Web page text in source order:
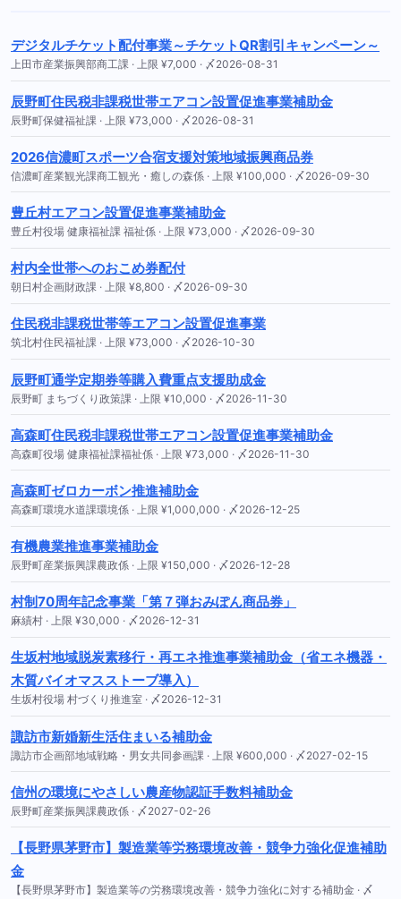
デジタルチケット配付事業～チケットQR割引キャンペーン～
上田市産業振興部商工課 · 上限 ¥7,000 · 〆2026-08-31
辰野町住民税非課税世帯エアコン設置促進事業補助金
辰野町保健福祉課 · 上限 ¥73,000 · 〆2026-08-31
2026信濃町スポーツ合宿支援対策地域振興商品券
信濃町産業観光課商工観光・癒しの森係 · 上限 ¥100,000 · 〆2026-09-30
豊丘村エアコン設置促進事業補助金
豊丘村役場 健康福祉課 福祉係 · 上限 ¥73,000 · 〆2026-09-30
村内全世帯へのおこめ券配付
朝日村企画財政課 · 上限 ¥8,800 · 〆2026-09-30
住民税非課税世帯等エアコン設置促進事業
筑北村住民福祉課 · 上限 ¥73,000 · 〆2026-10-30
辰野町通学定期券等購入費重点支援助成金
辰野町 まちづくり政策課 · 上限 ¥10,000 · 〆2026-11-30
高森町住民税非課税世帯エアコン設置促進事業補助金
高森町役場 健康福祉課福祉係 · 上限 ¥73,000 · 〆2026-11-30
高森町ゼロカーボン推進補助金
高森町環境水道課環境係 · 上限 ¥1,000,000 · 〆2026-12-25
有機農業推進事業補助金
辰野町産業振興課農政係 · 上限 ¥150,000 · 〆2026-12-28
村制70周年記念事業「第７弾おみぽん商品券」
麻績村 · 上限 ¥30,000 · 〆2026-12-31
生坂村地域脱炭素移行・再エネ推進事業補助金（省エネ機器・
木質バイオマスストーブ導入）
生坂村役場 村づくり推進室 · 〆2026-12-31
諏訪市新婚新生活住まいる補助金
諏訪市企画部地域戦略・男女共同参画課 · 上限 ¥600,000 · 〆2027-02-15
信州の環境にやさしい農産物認証手数料補助金
辰野町産業振興課農政係 · 〆2027-02-26
【長野県茅野市】製造業等労務環境改善・競争力強化促進補助
金
【長野県茅野市】製造業等の労務環境改善・競争力強化に対する補助金 · 〆